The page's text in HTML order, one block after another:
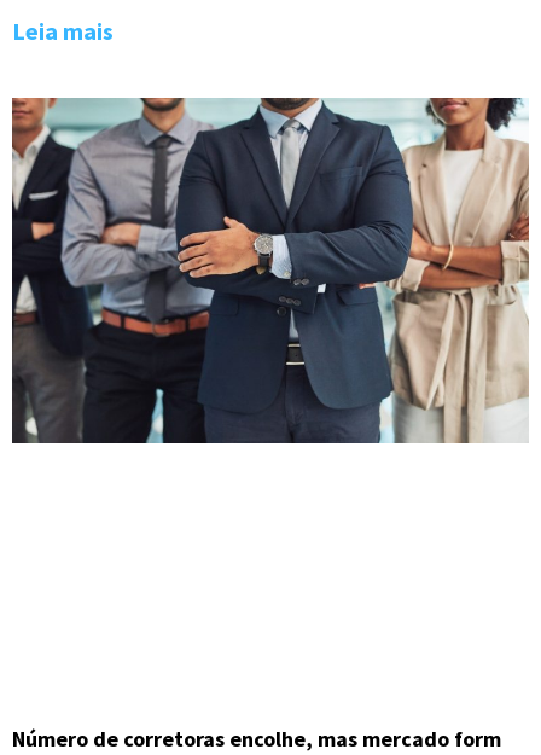
Leia mais
Número de corretoras encolhe, mas mercado form